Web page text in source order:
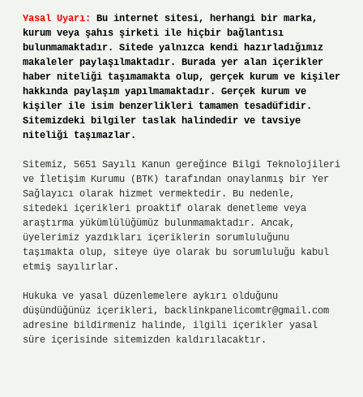
Yasal Uyarı:
Bu internet sitesi, herhangi bir marka,
kurum veya şahıs şirketi ile hiçbir bağlantısı
bulunmamaktadır. Sitede yalnızca kendi hazırladığımız
makaleler paylaşılmaktadır. Burada yer alan içerikler
haber niteliği taşımamakta olup, gerçek kurum ve kişiler
hakkında paylaşım yapılmamaktadır. Gerçek kurum ve
kişiler ile isim benzerlikleri tamamen tesadüfidir.
Sitemizdeki bilgiler taslak halindedir ve tavsiye
niteliği taşımazlar.
Sitemiz, 5651 Sayılı Kanun gereğince Bilgi Teknolojileri
ve İletişim Kurumu (BTK) tarafından onaylanmış bir Yer
Sağlayıcı olarak hizmet vermektedir. Bu nedenle,
sitedeki içerikleri proaktif olarak denetleme veya
araştırma yükümlülüğümüz bulunmamaktadır. Ancak,
üyelerimiz yazdıkları içeriklerin sorumluluğunu
taşımakta olup, siteye üye olarak bu sorumluluğu kabul
etmiş sayılırlar.
Hukuka ve yasal düzenlemelere aykırı olduğunu
düşündüğünüz içerikleri, backlinkpanelicomtr@gmail.com
adresine bildirmeniz halinde, ilgili içerikler yasal
süre içerisinde sitemizden kaldırılacaktır.